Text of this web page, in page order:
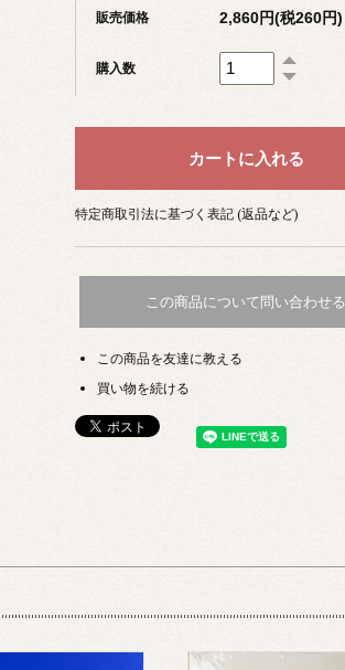
販売価格 2,860円(税260円)
購入数
特定商取引法に基づく表記 (返品など)
この商品について問い合わせる
この商品を友達に教える
買い物を続ける